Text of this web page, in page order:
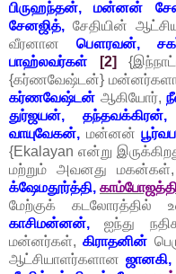
பிருஹந்தன், மன்னன்
சேனஜித், சேதியின்
வீரனான பௌரவன்,
பாஹ்லவர்கள்
[2]
{கர்ணவேஷ்டன்}
கர்ணவேஷ்டன் ஆகியோர்,
துர்ஜயன்,
வாயுவேகன், மன்னன்
{Ekalayan என்று
மற்றும் அவனது மகன்கள்,
க்ஷேமதூர்த்தி,
மேற்குக்
காசிமன்னன், ஐந்து
மன்னர்கள்,கிராதனின்
ஆட்சியாளர்களான